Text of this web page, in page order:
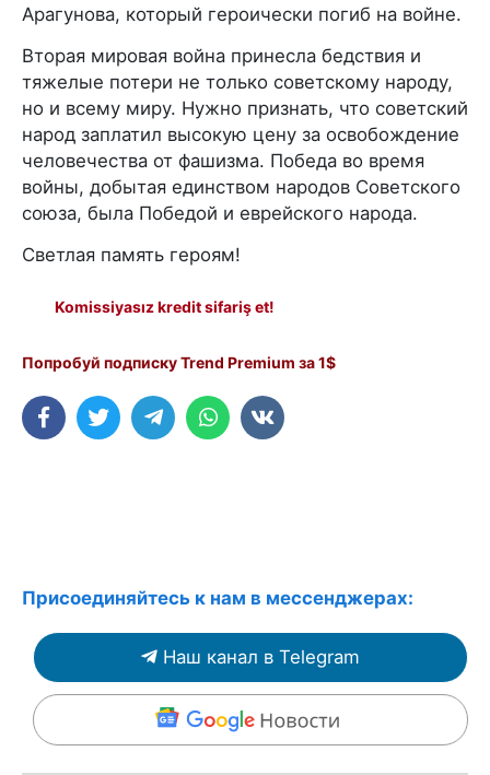
Арагунова, который героически погиб на войне.
Вторая мировая война принесла бедствия и
тяжелые потери не только советскому народу,
но и всему миру. Нужно признать, что советский
народ заплатил высокую цену за освобождение
человечества от фашизма. Победа во время
войны, добытая единством народов Советского
союза, была Победой и еврейского народа.
Светлая память героям!
Komissiyasız kredit sifariş et!
Попробуй подписку Trend Premium за 1$
Присоединяйтесь к нам в мессенджерах:
Наш канал в Telegram